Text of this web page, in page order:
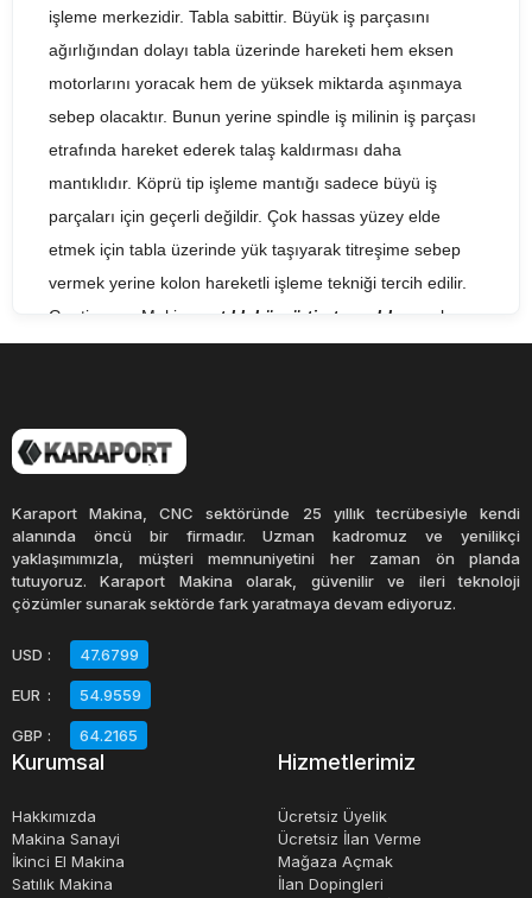
işleme merkezidir. Tabla sabittir. Büyük iş parçasını
ağırlığından dolayı tabla üzerinde hareketi hem eksen
motorlarını yoracak hem de yüksek miktarda aşınmaya
sebep olacaktır. Bunun yerine spindle iş milinin iş parçası
etrafında hareket ederek talaş kaldırması daha
mantıklıdır. Köprü tip işleme mantığı sadece büyü iş
parçaları için geçerli değildir. Çok hassas yüzey elde
etmek için tabla üzerinde yük taşıyarak titreşime sebep
vermek yerine kolon hareketli işleme tekniği tercih edilir.
Gentiger ve Makino
satılık köprü tip tezgahları
nın bazı
modelleri buna en uygun örnek olarak verilebilir. Yüksek
iyileştiren bir işleme tekniğidir.
göre daha büyük olduğundan, iş parçasının yan
yüzeylerinin işlenmesinde, 4.eksen veya 5.eksen
gerektiren uygulamalarda, genellikler iş milinin belirli
hareketi, kafanın ileri geri ve sağa sola
pozisyonlanmasıyla mümkün olabileceği gibi, tabla
üzerine bağlanabilen döner palet tabla sistemleride
kullanılır. Kafadan 4.eksen yada tabladan 4.eksen tabiri
dereceli ölçeğe sahip manuel ayarlanabilen olanla
(Manuel head), bu hareketin cnc ünite tarafından kontrol
Karaport Makina, CNC sektöründe 25 yıllık tecrübesiyle kendi
alanında öncü bir firmadır. Uzman kadromuz ve yenilikçi
yaklaşımımızla, müşteri memnuniyetini her zaman ön planda
tutuyoruz. Karaport Makina olarak, güvenilir ve ileri teknoloji
çözümler sunarak sektörde fark yaratmaya devam ediyoruz.
USD : 47.6799
EUR : 54.9559
GBP : 64.2165
Kurumsal
Hakkımızda
Makina Sanayi
İkinci El Makina
Satılık Makina
Hizmetlerimiz
Ücretsiz Üyelik
Ücretsiz İlan Verme
Mağaza Açmak
İlan Dopingleri